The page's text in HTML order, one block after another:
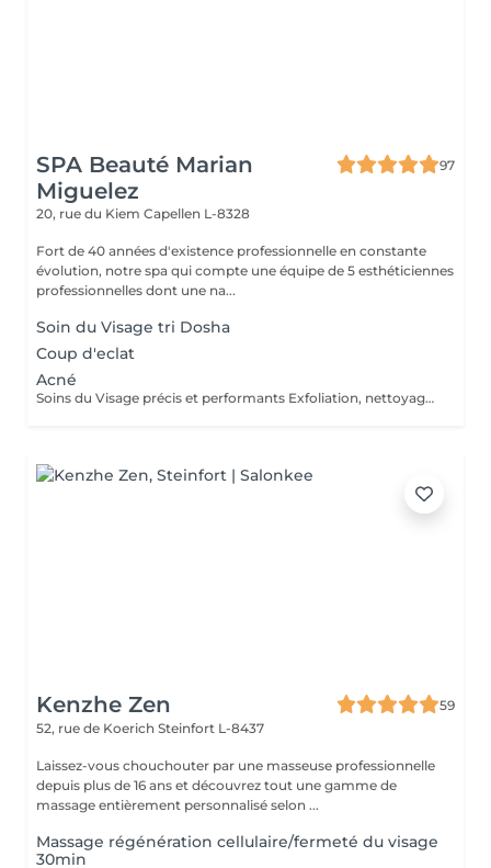
SPA Beauté Marian
Miguelez
97
20, rue du Kiem Capellen L-8328
Fort de 40 années d'existence professionnelle en constante
évolution, notre spa qui compte une équipe de 5 esthéticiennes
professionnelles dont une na...
Soin du Visage tri Dosha
Coup d'eclat
Acné
Soins du Visage précis et performants Exfoliation, nettoyage de peau profond, sérum personnalisé, masque ciblé, constituent les étapes clés des soins du visage PHYTOMER. Les produits utilisés pour les soins du visage en instituts et spas offrent une efficacité professionnelle avec des textures spécifiques et des concentrations optimisées en actifs marins.
Kenzhe Zen
59
52, rue de Koerich Steinfort L-8437
Laissez-vous chouchouter par une masseuse professionnelle
depuis plus de 16 ans et découvrez tout une gamme de
massage entièrement personnalisé selon ...
Massage régénération cellulaire/fermeté du visage
30min